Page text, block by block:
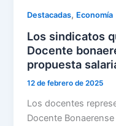
Destacadas, Economía
Los sindicatos
Docente
propuesta
12 de febrero de 2025
Los docentes
Docente